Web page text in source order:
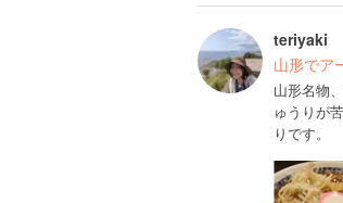
teriyaki
山形でア
山形名物
ゅうりが
りです。